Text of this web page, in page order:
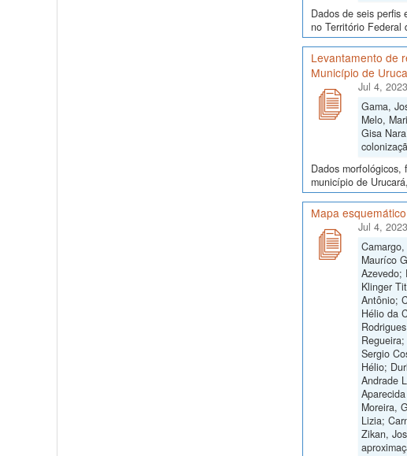
Dados de seis perfis
no Território Federal
Levantamento de
Município de
Jul 4, 2023
Gama,
Melo,
Gisa
Dados
município de
Mapa
Jul 4, 2023
Mauríco
Azevedo;
Klinger
Antônio;
Hélio da
Sergio
Hélio;
Andrade
Moreira,
Lizia;
Zikan,